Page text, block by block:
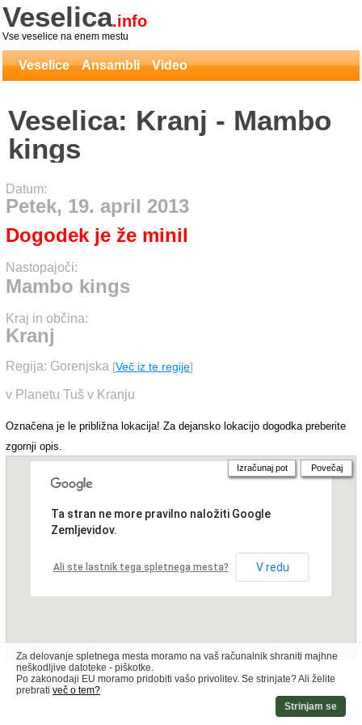
Veselica.info
Vse veselice na enem mestu
Veselice Ansambli Video
Veselica: Kranj - Mambo
kings
Datum:
Petek, 19. april 2013
Dogodek je že minil
Nastopajoči:
Mambo kings
Kraj in občina:
Kranj
Regija: Gorenjska [Več iz te regije]
v Planetu Tuš v Kranju
Označena je le približna lokacija! Za dejansko lokacijo dogodka preberite
zgornji opis.
Ta stran ne more pravilno naložiti Google
Zemljevidov.
Ali ste lastnik tega spletnega mesta? V redu
Izračunaj pot Povečaj
Za delovanje spletnega mesta moramo na vaš računalnik shraniti majhne
neškodljive datoteke - piškotke.
Po zakonodaji EU moramo pridobiti vašo privolitev. Se strinjate? Ali želite
prebrati več o tem?
Strinjam se